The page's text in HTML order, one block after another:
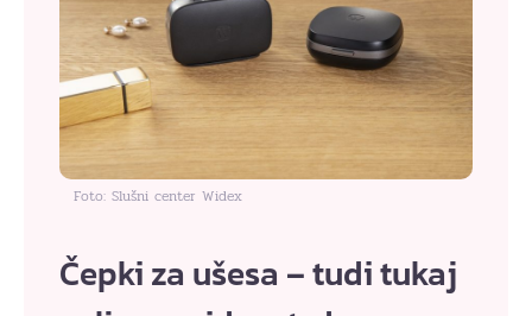
Foto: Slušni center Widex
Čepki za ušesa – tudi tukaj